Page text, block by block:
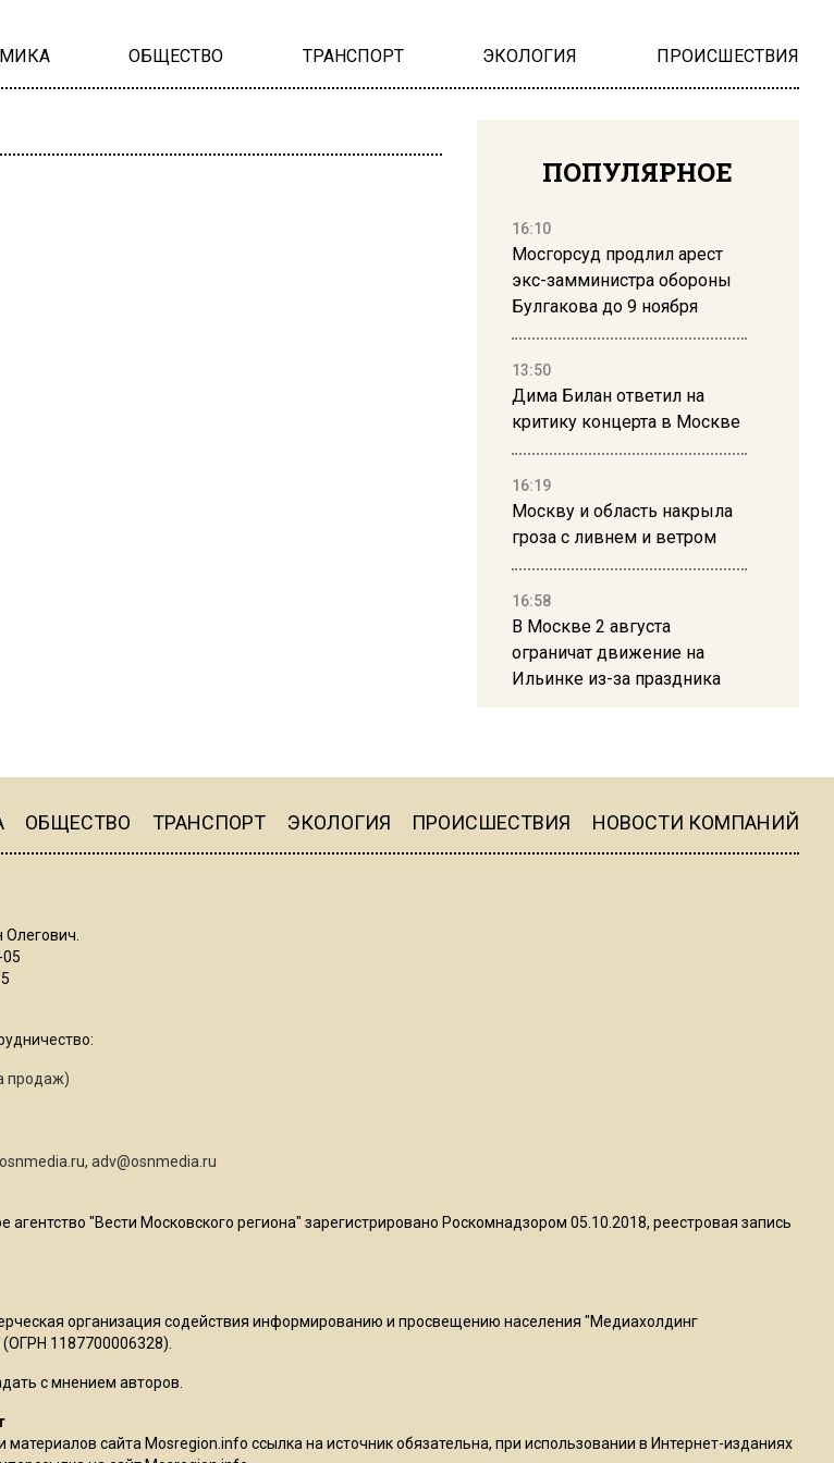
ОБЩЕСТВО ТРАНСПОРТ ЭКОЛОГИЯ ПРОИСШЕСТВИЯ
ПОПУЛЯРНОЕ
16:10
Мосгорсуд продлил арест
экс-замминистра обороны
Булгакова до 9 ноября
13:50
Дима Билан ответил на
критику концерта в Москве
16:19
Москву и область накрыла
гроза с ливнем и ветром
16:58
В Москве 2 августа
ограничат движение на
Ильинке из-за праздника
Telegram после обвинений
Роман Терюшков назвал
ОБЩЕСТВО ТРАНСПОРТ ЭКОЛОГИЯ ПРОИСШЕСТВИЯ НОВОСТИ КОМПАНИЙ
продаж)
, adv@osnmedia.ru
"Вести Московского региона" зарегистрировано Роскомнадзором 05.10.2018, реестровая запись
организация содействия информированию и просвещению населения "Медиахолдинг
1187700006328).
с мнением авторов.
материалов сайта Mosregion.info ссылка на источник обязательна, при использовании в Интернет-изданиях